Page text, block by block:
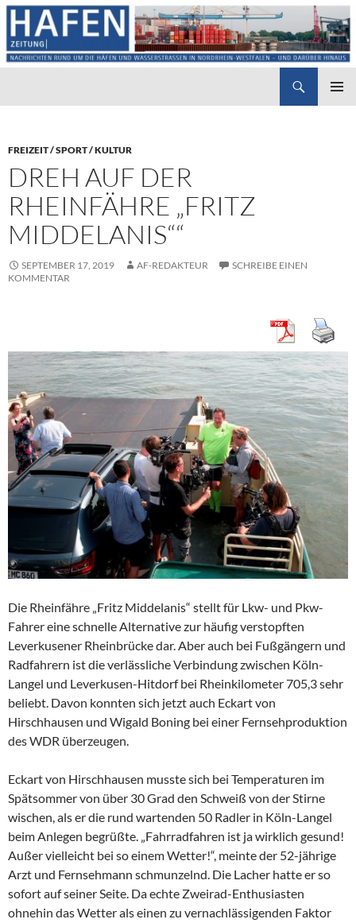
FREIZEIT / SPORT / KULTUR
DREH AUF DER
RHEINFÄHRE „FRITZ
MIDDELANIS““
SEPTEMBER 17, 2019 AF-REDAKTEUR
SCHREIBE EINEN
KOMMENTAR
Die Rheinfähre „Fritz Middelanis“ stellt für Lkw- und Pkw-
Fahrer eine schnelle Alternative zur häufig verstopften
Leverkusener Rheinbrücke dar. Aber auch bei Fußgängern und
Radfahrern ist die verlässliche Verbindung zwischen Köln-
Langel und Leverkusen-Hitdorf bei Rheinkilometer 705,3 sehr
beliebt. Davon konnten sich jetzt auch Eckart von
Hirschhausen und Wigald Boning bei einer Fernsehproduktion
des WDR überzeugen.
Eckart von Hirschhausen musste sich bei Temperaturen im
Spätsommer von über 30 Grad den Schweiß von der Stirne
wischen, als er die rund wartenden 50 Radler in Köln-Langel
beim Anlegen begrüßte. „Fahrradfahren ist ja wirklich gesund!
Außer vielleicht bei so einem Wetter!“, meinte der 52-jährige
Arzt und Fernsehmann schmunzelnd. Die Lacher hatte er so
sofort auf seiner Seite. Da echte Zweirad-Enthusiasten
ohnehin das Wetter als einen zu vernachlässigenden Faktor